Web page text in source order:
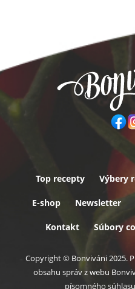
Päta
Top recepty Výbery
E-shop Newsletter
Kontakt Súbory
Copyright © Bonviváni 2025.
obsahu správ z webu
písomného